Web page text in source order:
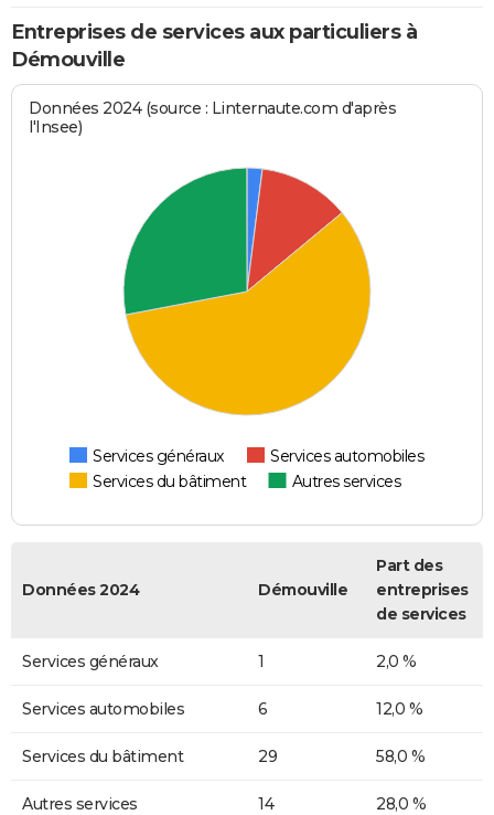
Entreprises de services aux particuliers à
Démouville
Données 2024 (source : Linternaute.com d'après
l'Insee)
Services généraux
Services automobiles
Services du bâtiment
Autres services
Données 2024 Démouville
Part des
entreprises
de services
Services généraux 1 2,0 %
Services automobiles 6 12,0 %
Services du bâtiment 29 58,0 %
Autres services 14 28,0 %